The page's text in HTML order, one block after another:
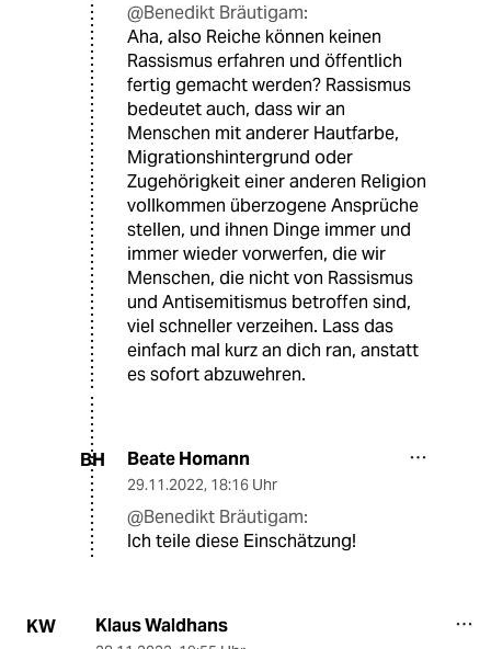
@Benedikt Bräutigam:
Aha, also Reiche können keinen
Rassismus erfahren und öffentlich
fertig gemacht werden? Rassismus
bedeutet auch, dass wir an
Menschen mit anderer Hautfarbe,
Migrationshintergrund oder
Zugehörigkeit einer anderen Religion
vollkommen überzogene Ansprüche
stellen, und ihnen Dinge immer und
immer wieder vorwerfen, die wir
Menschen, die nicht von Rassismus
und Antisemitismus betroffen sind,
viel schneller verzeihen. Lass das
einfach mal kurz an dich ran, anstatt
es sofort abzuwehren.
BH Beate Homann
29.11.2022, 18:16 Uhr
@Benedikt Bräutigam:
Ich teile diese Einschätzung!
KW Klaus Waldhans